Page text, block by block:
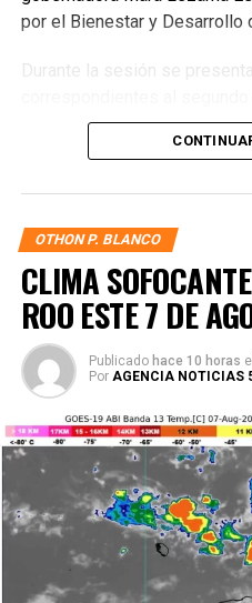
por el Bienestar y Desarrollo
Durante la sesión se
materia de administración
objetivos institucionales,
de las acciones
oportunidad detectadas por
fortaleciendo así la gestión
decisiones basada en
El Comité conoció además
OTHON P. BLANCO
CLIMA
ROO ESTE 7 DE
Publicado hace 10 horas el
Por AGENCIA NOTICIAS